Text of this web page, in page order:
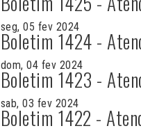
seg, 05 fev 2024
Boletim 1424 -
dom, 04 fev 2024
Boletim 1423 -
sab, 03 fev 2024
Boletim 1422 -